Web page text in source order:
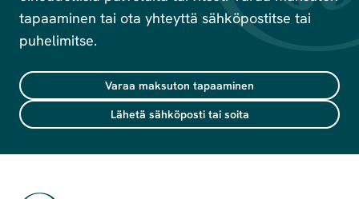
tapaaminen tai ota yhteyttä sähköpostitse tai
puhelimitse.
Varaa maksuton tapaaminen
Lähetä sähköposti tai soita